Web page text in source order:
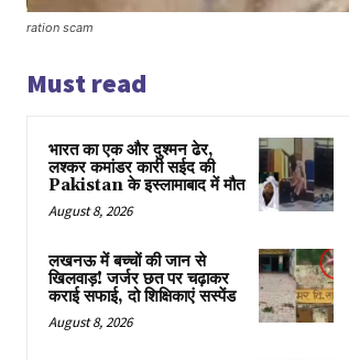
ration scam
Must read
भारत का एक और दुश्मन ढेर,
लश्कर कमांडर कारी सईद की
Pakistan के इस्लामाबाद में मौत
August 8, 2026
लखनऊ में बच्चों की जान से
खिलवाड़! जर्जर छत पर चढ़ाकर
कराई सफाई, दो शिक्षिकाएं सस्पेंड
August 8, 2026